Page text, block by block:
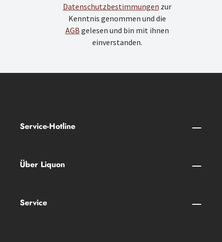
Datenschutzbestimmungen zur
Kenntnis genommen und die
AGB gelesen und bin mit ihnen
einverstanden.
Service-Hotline
Über Liquon
Service